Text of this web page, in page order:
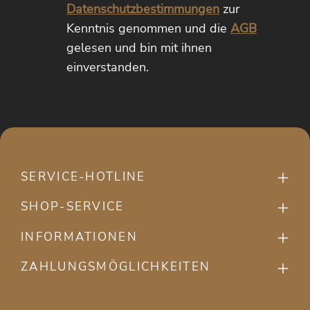
Datenschutzbestimmungenzur
Kenntnis genommen und die AGB
gelesen und bin mit ihnen
einverstanden.
SERVICE-HOTLINE
SHOP-SERVICE
INFORMATIONEN
ZAHLUNGSMÖGLICHKEITEN